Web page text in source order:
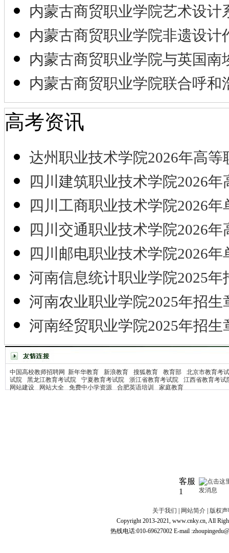
内蒙古商贸职业学院艺术设计
内蒙古商贸职业学院非遗设计
内蒙古商贸职业学院与英国南
内蒙古商贸职业学院联合呼和
高考资讯
达州职业技术学院2026年高等
四川建筑职业技术学院2026年
四川工商职业技术学院2026年
四川交通职业技术学院2026年
四川邮电职业技术学院2026年
河南信息统计职业学院2025年
河南农业职业学院2025年招生
河南经贸职业学院2025年招生
中国高校教师招聘网 新年华教育 新浪教育 搜狐教育 教育部
北京市教育考
试院
黑龙江教育考试院 宁夏教育考试院 浙江省教育考试院
江西省教育考试
网站建设
网站大全 免费中小学资源 合肥英语培训 家庭教育
客服
1
关于我们 | 网站简介 | 版权
Copyright 2013-2021, www.cnky.cn, All
热线电话:010-69627002 E-mail